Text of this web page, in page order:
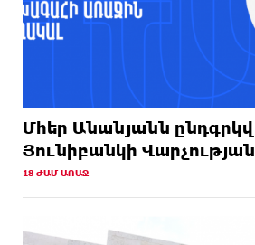
Մհեր Անանյանն
Յունիբանկի
18 ԺԱՄ ԱՌԱՋ